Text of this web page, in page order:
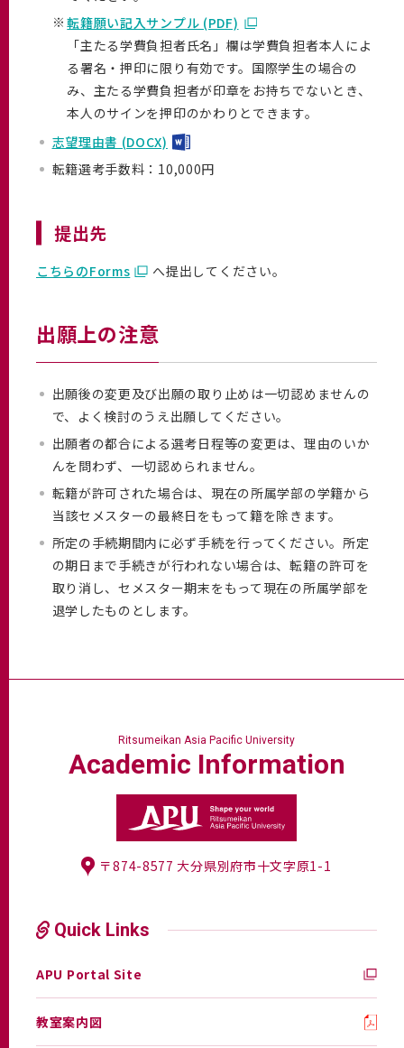
※ 転籍願い記入サンプル (PDF)
「主たる学費負担者氏名」欄は学費負担者本人によ
る署名・押印に限り有効です。国際学生の場合の
み、主たる学費負担者が印章をお持ちでないとき、
本人のサインを押印のかわりとできます。
志望理由書 (DOCX)
転籍選考手数料： 10,000円
提出先
こちらのForms へ提出してください。
出願上の注意
出願後の変更及び出願の取り止めは一切認めませんの
で、よく検討のうえ出願してください。
出願者の都合による選考日程等の変更は、理由のいか
んを問わず、一切認められません。
転籍が許可された場合は、現在の所属学部の学籍から
当該セメスターの最終日をもって籍を除きます。
所定の手続期間内に必ず手続を行ってください。所定
の期日まで手続きが行われない場合は、転籍の許可を
取り消し、セメスター期末をもって現在の所属学部を
退学したものとします。
Ritsumeikan Asia Pacific University
Academic Information
〒874-8577 大分県別府市十文字原1-1
Quick Links
APU Portal Site
教室案内図